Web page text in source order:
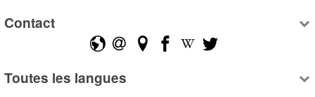
Contact
Toutes les langues